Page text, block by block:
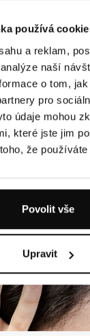
používá
a reklam,
naší
o tom,
pro
údaje mohou
které jste jim
že používáte
Povolit vše
Upravit
JAK
UKLIDNIT?